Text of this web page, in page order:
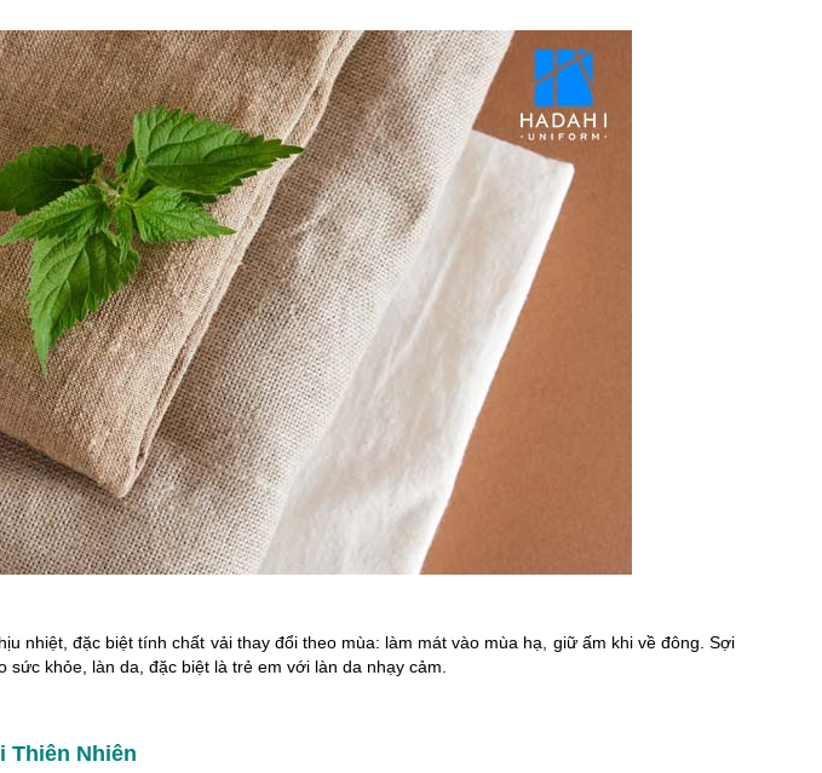
nhiệt, đặc biệt tính chất vải thay đổi theo mùa: làm mát vào mùa hạ, giữ ấm khi về đông. Sợi
khỏe, làn da, đặc biệt là trẻ em với làn da nhạy cảm.
Thiên Nhiên